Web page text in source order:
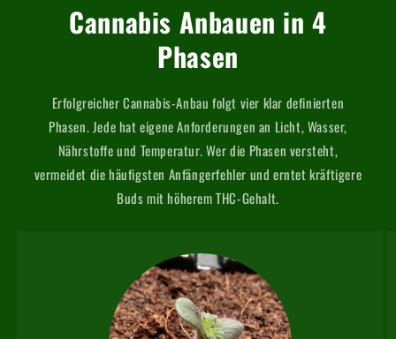
Cannabis Anbauen in 4
Phasen
Erfolgreicher Cannabis-Anbau folgt vier klar definierten
Phasen. Jede hat eigene Anforderungen an Licht, Wasser,
Nährstoffe und Temperatur. Wer die Phasen versteht,
vermeidet die häufigsten Anfängerfehler und erntet kräftigere
Buds mit höherem THC-Gehalt.